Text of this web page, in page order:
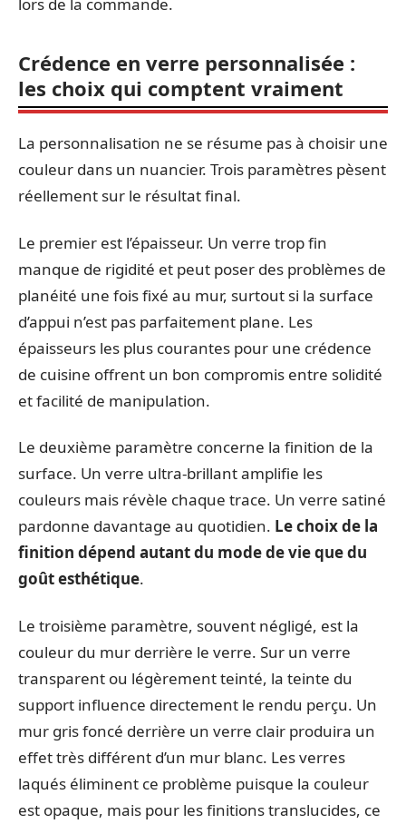
Crédence en verre personnalisée :
les choix qui comptent vraiment
La personnalisation ne se résume pas à choisir une
couleur dans un nuancier. Trois paramètres pèsent
réellement sur le résultat final.
Le premier est l’épaisseur. Un verre trop fin
manque de rigidité et peut poser des problèmes de
planéité une fois fixé au mur, surtout si la surface
d’appui n’est pas parfaitement plane. Les
épaisseurs les plus courantes pour une crédence
de cuisine offrent un bon compromis entre solidité
et facilité de manipulation.
Le deuxième paramètre concerne la finition de la
surface. Un verre ultra-brillant amplifie les
couleurs mais révèle chaque trace. Un verre satiné
pardonne davantage au quotidien. Le choix de la
finition dépend autant du mode de vie que du
goût esthétique.
Le troisième paramètre, souvent négligé, est la
couleur du mur derrière le verre. Sur un verre
transparent ou légèrement teinté, la teinte du
support influence directement le rendu perçu. Un
mur gris foncé derrière un verre clair produira un
effet très différent d’un mur blanc. Les verres
laqués éliminent ce problème puisque la couleur
est opaque, mais pour les finitions translucides, ce